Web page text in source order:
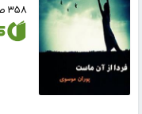
۳۵۸ صفحه